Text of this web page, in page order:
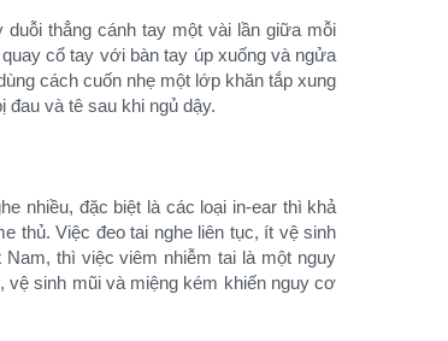
thẳng cánh tay một vài lần giữa mỗi
cổ tay với bàn tay úp xuống và ngửa
cách cuốn nhẹ một lớp khăn tắp xung
và tê sau khi ngủ dậy.
nhiều, đặc biệt là các loại in-ear thì khả
thủ. Việc đeo tai nghe liên tục, ít vệ sinh
thì việc viêm nhiễm tai là một nguy
vệ sinh mũi và miệng kém khiến nguy cơ